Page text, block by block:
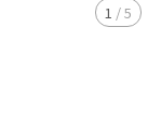
1 /5